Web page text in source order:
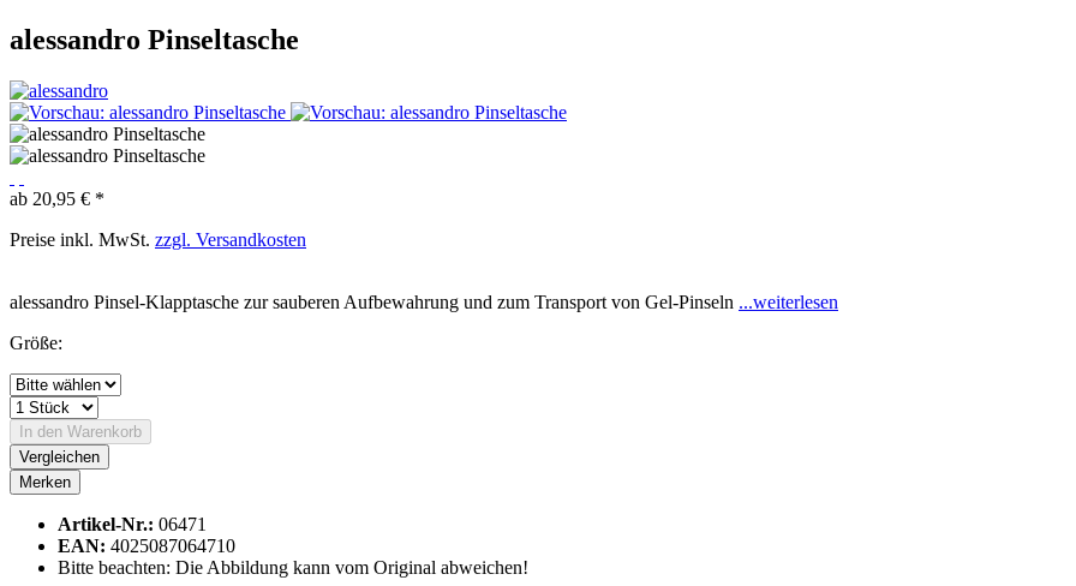
alessandro Pinseltasche
ab 20,95 € *
Preise inkl. MwSt. zzgl. Versandkosten
alessandro Pinsel-Klapptasche zur sauberen Aufbewahrung und zum Transport von Gel-Pinseln ...weiterlesen
Größe:
In den Warenkorb
Vergleichen
Merken
Artikel-Nr.: 06471
EAN: 4025087064710
Bitte beachten: Die Abbildung kann vom Original abweichen!